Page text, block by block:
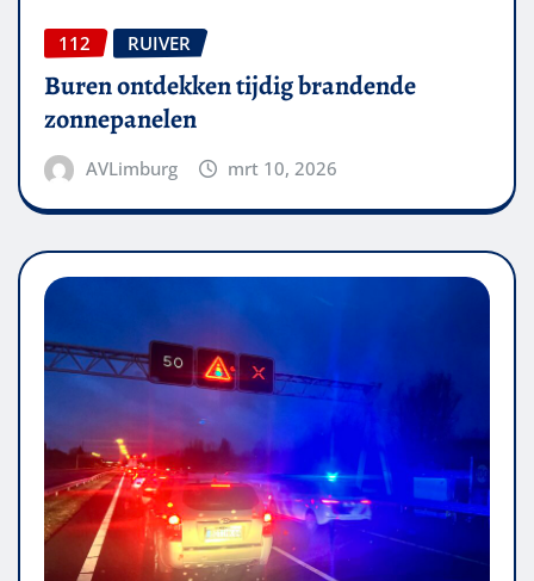
112 RUIVER
Buren ontdekken tijdig brandende
zonnepanelen
AVLimburg mrt 10, 2026